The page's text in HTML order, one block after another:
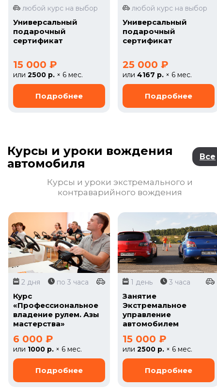
любой курс на выбор
Универсальный
подарочный
сертификат
15 000 ₽
или2500 р. × 6 мес.
любой курс на выбор
Универсальный
подарочный
сертификат
25 000 ₽
или4167 р. × 6 мес.
Курсы и уроки вождения
автомобиля
Все
Курсы и уроки экстремального и
контраварийного вождения
2 дня по 3 часа
Курс
«Профессиональное
владение рулем. Азы
мастерства»
6 000 ₽
или 1000 р. × 6 мес.
1 день 3 часа
Занятие
Экстремальное
управление
автомобилем
15 000 ₽
или2500 р. × 6 мес.